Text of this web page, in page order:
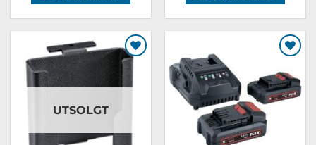
Legg til
ønskeliste
UTSOLGT
ønskeliste